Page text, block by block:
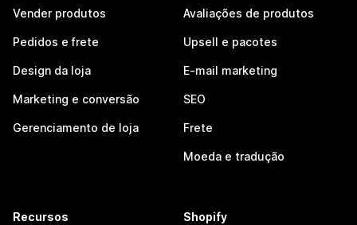
Vender produtos
Pedidos e frete
Design da loja
Marketing e conversão
Gerenciamento de loja
Avaliações de produtos
Upsell e pacotes
E-mail marketing
SEO
Frete
Moeda e tradução
Recursos Shopify